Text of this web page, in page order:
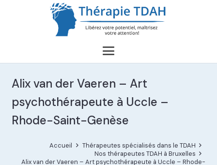
Alix van der Vaeren – Art
psychothérapeute à Uccle –
Rhode-Saint-Genèse
Accueil
Thérapeutes spécialisés dans le TDAH
Nos thérapeutes TDAH à Bruxelles
Alix van der Vaeren – Art psychothérapeute à Uccle – Rhode-